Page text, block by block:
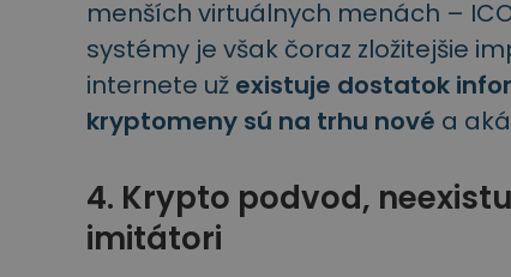
menších virtuálnych menách –
systémy je však čoraz zložitejšie
internete už existuje dostatok
kryptomeny sú na trhu nové a
4. Krypto podvod,
imitátori